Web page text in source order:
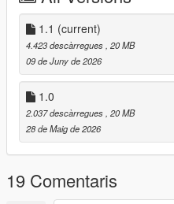
1.1 (current)
4.423 descàrregues , 20 MB
09 de Juny de 2026
1.0
2.037 descàrregues , 20 MB
28 de Maig de 2026
19 Comentaris